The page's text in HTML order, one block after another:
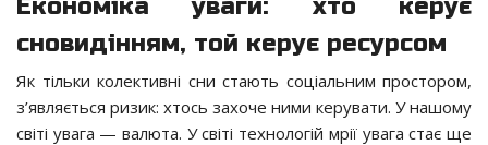
Економіка уваги: хто керує
сновидінням, той керує ресурсом
Як тільки колективні сни стають соціальним простором,
з’являється ризик: хтось захоче ними керувати. У нашому
світі увага — валюта. У світі технологій мрії увага стає ще